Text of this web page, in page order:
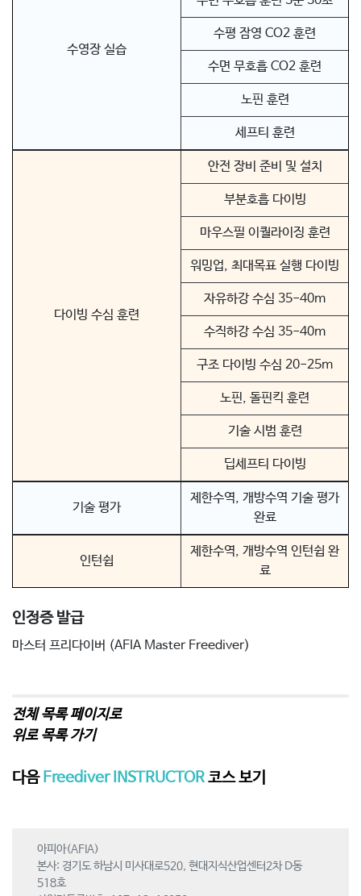
수영장 실습
수평 잠영 CO2 훈련
수면 무호흡 CO2 훈련
노핀 훈련
세프티 훈련
다이빙 수심 훈련
안전 장비 준비 및 설치
부분호흡 다이빙
마우스필 이퀄라이징 훈련
워밍업, 최대목표 실행 다이빙
자유하강 수심 35-40m
수직하강 수심 35-40m
구조 다이빙 수심 20-25m
노핀, 돌핀킥 훈련
기술 시범 훈련
딥세프티 다이빙
기술 평가
제한수역, 개방수역 기술 평가
완료
인턴쉽
제한수역, 개방수역 인턴쉽 완
료
인정증 발급
마스터 프리다이버 (AFIA Master Freediver)
전체 목록 페이지로
위로 목록 가기
다음Freediver INSTRUCTOR코스 보기
아피아(AFIA)
본사: 경기도 하남시 미사대로520, 현대지식산업센터2차 D동
518호